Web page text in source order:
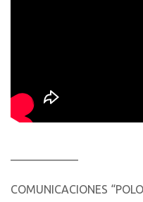
COMUNICACIONES